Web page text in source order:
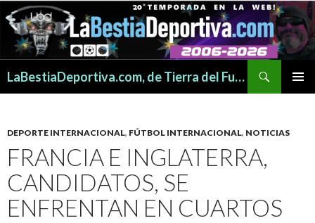
LaBestiaDeportiva.com, de Tierra del Fuego para todo el mundo
DEPORTE INTERNACIONAL, FÚTBOL INTERNACIONAL, NOTICIAS
FRANCIA E INGLATERRA,
CANDIDATOS, SE
ENFRENTAN EN CUARTOS